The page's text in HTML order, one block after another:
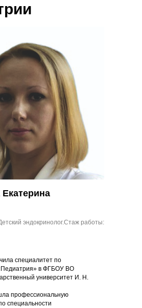
эндокринолог.Стаж работы:
специалитет по
в ФГБОУ ВО
университет И. Н.
профессиональную
специальности